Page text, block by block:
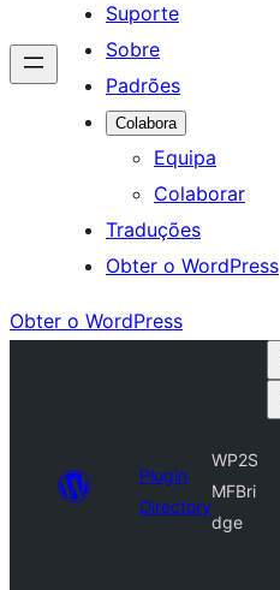
Suporte
Sobre
Padrões
Colabora
Equipa
Colaborar
Traduções
Obter o WordPress
Obter o WordPress
Plugin
Directory
WP2S
MFBri
dge